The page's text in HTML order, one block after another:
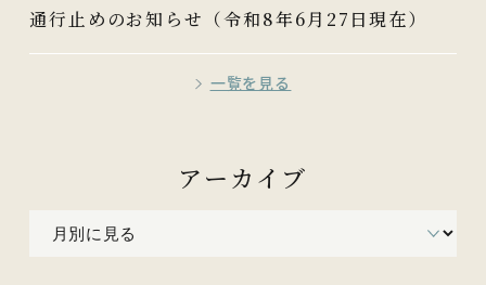
通行止めのお知らせ（令和8年6月27日現在）
一覧を見る
アーカイブ